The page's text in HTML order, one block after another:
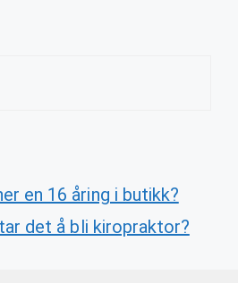
en 16 åring i butikk?
det å bli kiropraktor?